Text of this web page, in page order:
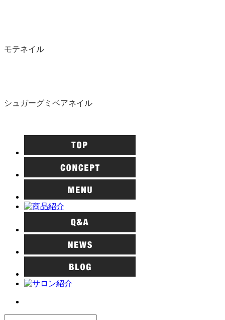
モテネイル
シュガーグミベアネイル